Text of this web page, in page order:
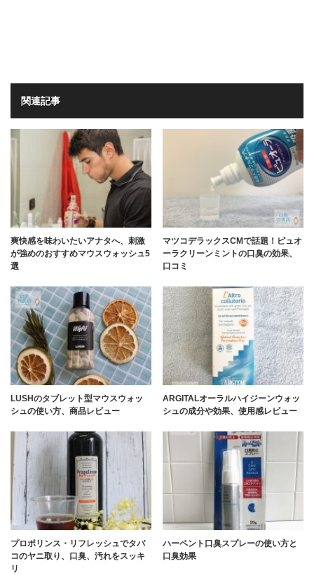
関連記事
爽快感を味わいたいアナタへ、刺激
が強めのおすすめマウスウォッシュ5
選
マツコデラックスCMで話題！ピュオ
ーラクリーンミントの口臭の効果、
口コミ
LUSHのタブレット型マウスウォッ
シュの使い方、商品レビュー
ARGITALオーラルハイジーンウォッ
シュの成分や効果、使用感レビュー
プロポリンス・リフレッシュでタバ
コのヤニ取り、口臭、汚れをスッキ
リ
ハーペント口臭スプレーの使い方と
口臭効果